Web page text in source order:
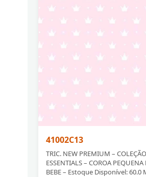
41002C13
TRIC. NEW PREMIUM – COLEÇÃO
ESSENTIALS – COROA PEQUENA
BEBE – Estoque Disponível: 60.0